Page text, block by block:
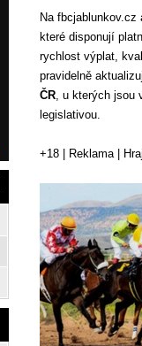
Na fbcjablunkov.cz
které disponují
rychlost výplat,
pravidelně
ČR, u kterých jsou
legislativou.
+18 | Reklama |